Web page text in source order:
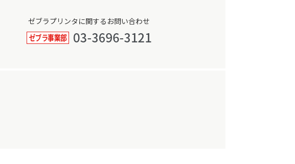
ゼブラプリンタに関するお問い合わせ